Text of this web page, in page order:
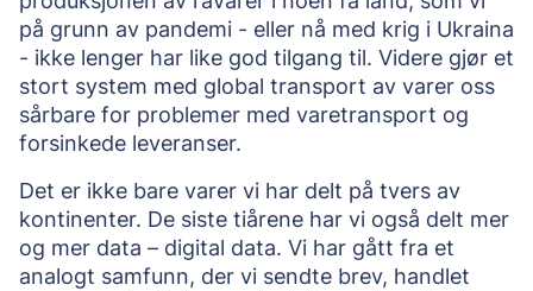
på grunn av pandemi - eller nå med krig i Ukraina
- ikke lenger har like god tilgang til. Videre gjør et
stort system med global transport av varer oss
sårbare for problemer med varetransport og
forsinkede leveranser.
Det er ikke bare varer vi har delt på tvers av
kontinenter. De siste tiårene har vi også delt mer
og mer data – digital data. Vi har gått fra et
analogt samfunn, der vi sendte brev, handlet